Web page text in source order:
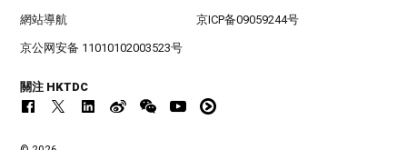
網站導航 京ICP备09059244号
京公网安备 11010102003523号
關注 HKTDC